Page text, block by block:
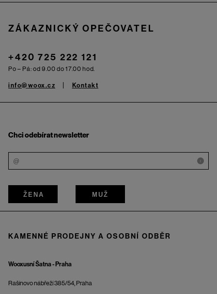
ZÁKAZNICKÝ OPEČOVATEL
+420 725 222 121
Po – Pá: od 9.00 do 17.00 hod.
info@woox.cz Kontakt
Chci odebírat newsletter
i
ŽENA MUŽ
KAMENNÉ PRODEJNY A OSOBNÍ ODBĚR
Wooxusní Šatna - Praha
Rašínovo nábřeží 385/54, Praha